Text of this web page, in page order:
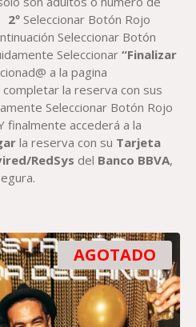
2º Seleccionar Botón Rojo
Seleccionar Botón
Seleccionar“Finalizar
a la pagina
la reserva con sus
Seleccionar Botón Rojo
finalmente accederá a la
r la reserva con su Tarjeta
RedSys del Banco BBVA,
AGOTADO